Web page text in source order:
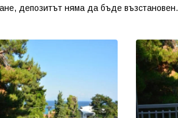
депозитът няма да бъде възстановен.